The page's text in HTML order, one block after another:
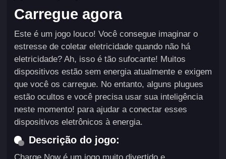
Carregue agora
Este é um jogo louco! Você consegue imaginar o
estresse de coletar eletricidade quando não há
eletricidade? Ah, isso é tão sufocante! Muitos
dispositivos estão sem energia atualmente e exigem
que você os carregue. No entanto, alguns plugues
estão ocultos e você precisa usar sua inteligência
neste momento! para ajudar a conectar esses
dispositivos eletrônicos à energia.
Descrição do jogo: